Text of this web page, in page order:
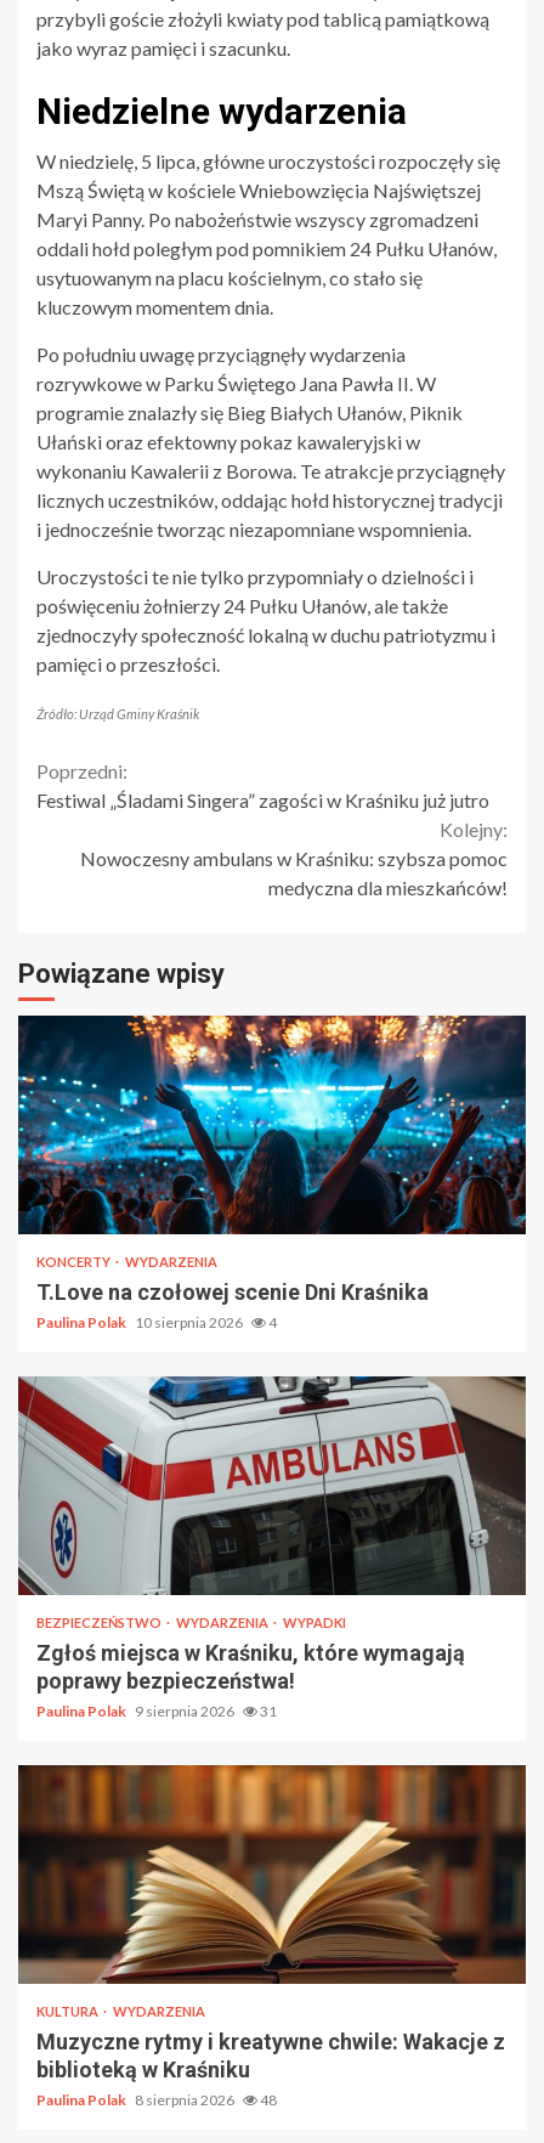
przybyli goście złożyli kwiaty pod tablicą pamiątkową
jako wyraz pamięci i szacunku.
Niedzielne wydarzenia
W niedzielę, 5 lipca, główne uroczystości rozpoczęły się
Mszą Świętą w kościele Wniebowzięcia Najświętszej
Maryi Panny. Po nabożeństwie wszyscy zgromadzeni
oddali hołd poległym pod pomnikiem 24 Pułku Ułanów,
usytuowanym na placu kościelnym, co stało się
kluczowym momentem dnia.
Po południu uwagę przyciągnęły wydarzenia
rozrywkowe w Parku Świętego Jana Pawła II. W
programie znalazły się Bieg Białych Ułanów, Piknik
Ułański oraz efektowny pokaz kawaleryjski w
wykonaniu Kawalerii z Borowa. Te atrakcje przyciągnęły
licznych uczestników, oddając hołd historycznej tradycji
i jednocześnie tworząc niezapomniane wspomnienia.
Uroczystości te nie tylko przypomniały o dzielności i
poświęceniu żołnierzy 24 Pułku Ułanów, ale także
zjednoczyły społeczność lokalną w duchu patriotyzmu i
pamięci o przeszłości.
Źródło: Urząd Gminy Kraśnik
Continue
Poprzedni:
Festiwal „Śladami Singera” zagości w Kraśniku już jutro
Kolejny:
Nowoczesny ambulans w Kraśniku: szybsza pomoc
medyczna dla mieszkańców!
Powiązane wpisy
KONCERTY WYDARZENIA
T.Love na czołowej scenie Dni Kraśnika
Paulina Polak 10 sierpnia 2026 4
BEZPIECZEŃSTWO WYDARZENIA WYPADKI
Zgłoś miejsca w Kraśniku, które wymagają
poprawy bezpieczeństwa!
Paulina Polak 9 sierpnia 2026 31
KULTURA WYDARZENIA
Muzyczne rytmy i kreatywne chwile: Wakacje z
biblioteką w Kraśniku
Paulina Polak 8 sierpnia 2026 48